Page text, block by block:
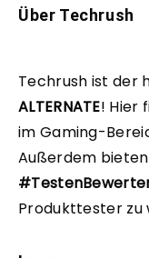
Über Techrush
Techrush ist der
ALTERNATE! Hier
im Gaming-
Außerdem
Produkttester zu